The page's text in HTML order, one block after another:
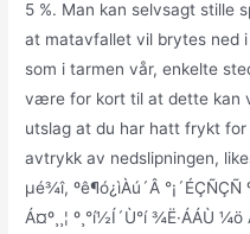
5 %. Man kan selvsagt stille
at matavfallet vil brytes ned
som i tarmen vår, enkelte
være for kort til at dette kan
utslag at du har hatt frykt
avtrykk av nedslipningen,
µé¾î, ºê¶ó¿ìÀú´Â
Á¤º¸¸¦ º¸°í½Í´Ù°í ¾Ë·ÁÁÙ